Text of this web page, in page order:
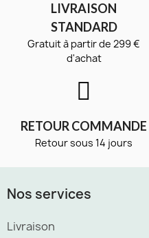
LIVRAISON
STANDARD
Gratuit à partir de 299 €
d'achat
RETOUR COMMANDE
Retour sous 14 jours
Nos services
Livraison